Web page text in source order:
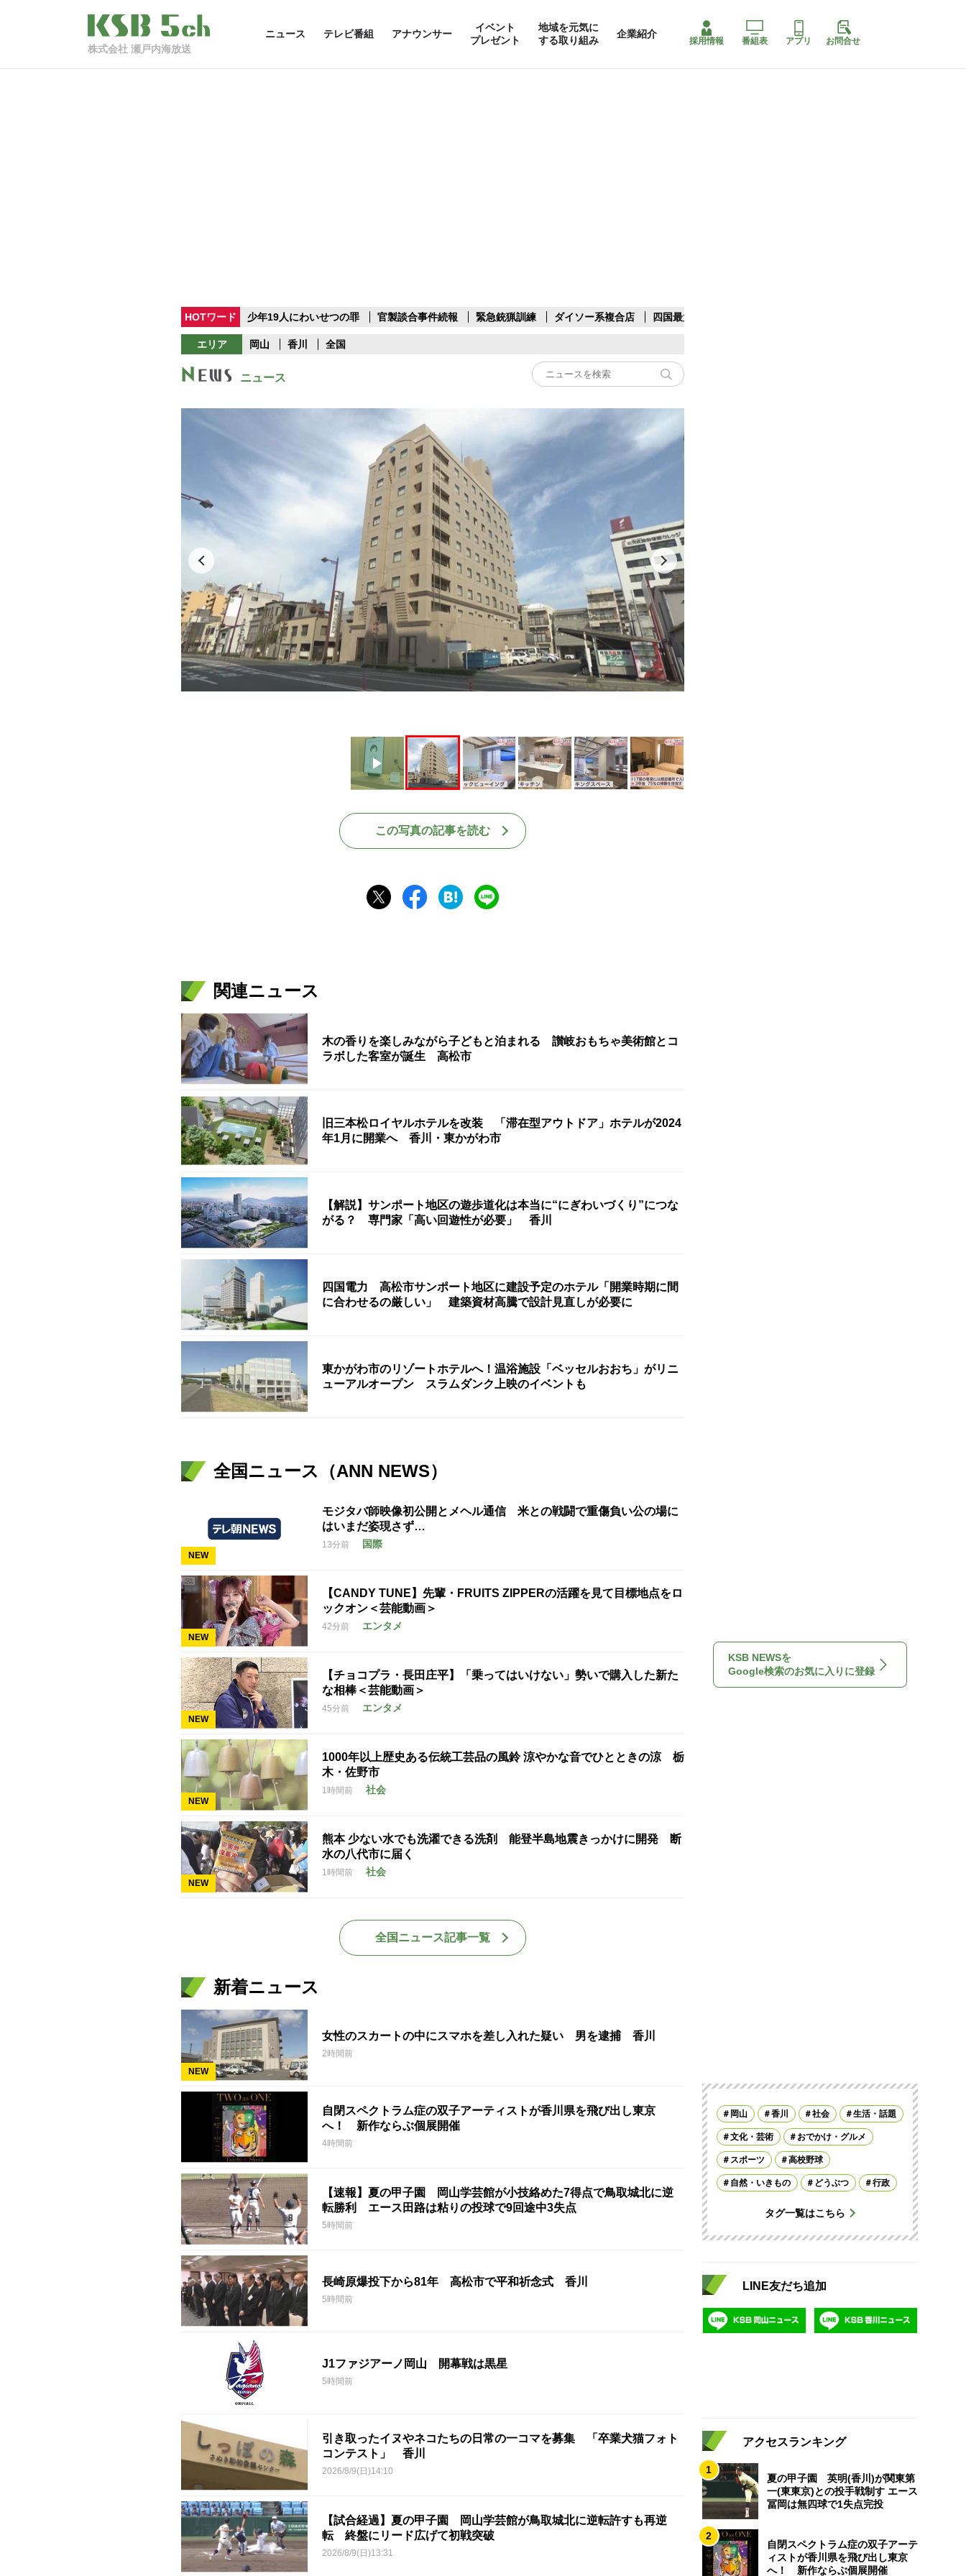
株式会社 瀬戸内海放送
ニュース テレビ番組 アナウンサー
イベント
プレゼント
地域を元気に
する取り組み
企業紹介
採用情報 番組表 アプリ お問合せ
HOTワード 少年19人にわいせつの罪 官製談合事件続報 緊急銃猟訓練 ダイソー系複合店 四国最大スリコ
エリア 岡山 香川 全国
ニュース
Play
この写真の記事を読む
関連ニュース
木の香りを楽しみながら子どもと泊まれる 讃岐おもちゃ美術館とコ
ラボした客室が誕生 高松市
旧三本松ロイヤルホテルを改装 「滞在型アウトドア」ホテルが2024
年1月に開業へ 香川・東かがわ市
【解説】サンポート地区の遊歩道化は本当に“にぎわいづくり”につな
がる？ 専門家「高い回遊性が必要」 香川
四国電力 高松市サンポート地区に建設予定のホテル「開業時期に間
に合わせるの厳しい」 建築資材高騰で設計見直しが必要に
東かがわ市のリゾートホテルへ！温浴施設「ベッセルおおち」がリニ
ューアルオープン スラムダンク上映のイベントも
全国ニュース（ANN NEWS）
NEW
モジタバ師映像初公開とメヘル通信 米との戦闘で重傷負い公の場に
はいまだ姿現さず…
13分前 国際
NEW
【CANDY TUNE】先輩・FRUITS ZIPPERの活躍を見て目標地点をロ
ックオン＜芸能動画＞
42分前 エンタメ
NEW
【チョコプラ・長田庄平】「乗ってはいけない」勢いで購入した新た
な相棒＜芸能動画＞
45分前 エンタメ
NEW
1000年以上歴史ある伝統工芸品の風鈴 涼やかな音でひとときの涼 栃
木・佐野市
1時間前 社会
NEW
熊本 少ない水でも洗濯できる洗剤 能登半島地震きっかけに開発 断
水の八代市に届く
1時間前 社会
全国ニュース記事一覧
新着ニュース
NEW
女性のスカートの中にスマホを差し入れた疑い 男を逮捕 香川
2時間前
自閉スペクトラム症の双子アーティストが香川県を飛び出し東京
へ！ 新作ならぶ個展開催
4時間前
【速報】夏の甲子園 岡山学芸館が小技絡めた7得点で鳥取城北に逆
転勝利 エース田路は粘りの投球で9回途中3失点
5時間前
長崎原爆投下から81年 高松市で平和祈念式 香川
5時間前
J1ファジアーノ岡山 開幕戦は黒星
5時間前
引き取ったイヌやネコたちの日常の一コマを募集 「卒業犬猫フォト
コンテスト」 香川
2026/8/9(日)14:10
【試合経過】夏の甲子園 岡山学芸館が鳥取城北に逆転許すも再逆
転 終盤にリード広げて初戦突破
2026/8/9(日)13:31
KSB NEWSを
Google検索のお気に入りに登録
岡山 香川 社会 生活・話題
文化・芸術 おでかけ・グルメ
スポーツ 高校野球
自然・いきもの どうぶつ 行政
タグ一覧はこちら
LINE友だち追加
アクセスランキング
1
夏の甲子園 英明(香川)が関東第
一(東東京)との投手戦制す エース
冨岡は無四球で1失点完投
2
自閉スペクトラム症の双子アーテ
ィストが香川県を飛び出し東京
へ！ 新作ならぶ個展開催